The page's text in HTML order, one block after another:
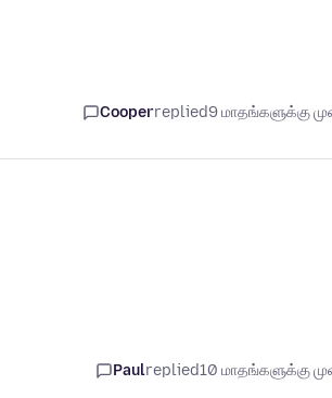
Cooperreplied9 மாதங்களுக்கு
Paulreplied10 மாதங்களுக்கு